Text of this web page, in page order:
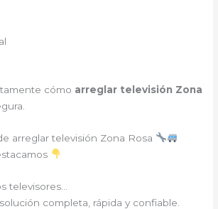
cómo arreglar televisión Zona
arreglar televisión Zona Rosa
televisores…
completa, rápida y confiable.